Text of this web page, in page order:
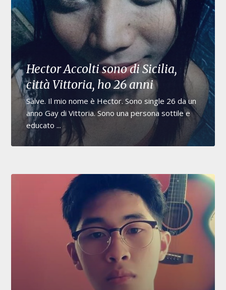
Hector Accolti sono di Sicilia,
città Vittoria, ho 26 anni
Salve. Il mio nome è Hector. Sono single 26 da un
anno Gay di Vittoria. Sono una persona sottile e
educato ...